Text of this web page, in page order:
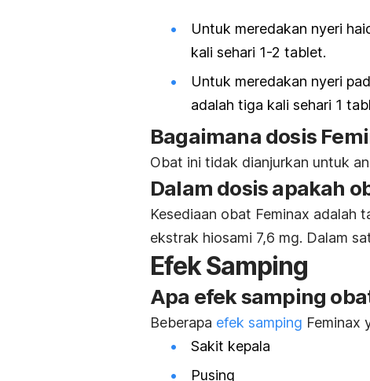
Untuk meredakan nyeri
kali sehari 1-2 tablet.
Untuk meredakan nyeri
adalah tiga kali sehari 1
Bagaimana dosis
Obat ini tidak dianjurkan untuk
Dalam dosis apakah
Kesediaan obat Feminax adalah
ekstrak hiosami 7,6 mg. Dalam
Efek Samping
Apa efek samping
Beberapa efek samping Feminax
Sakit kepala
Pusing